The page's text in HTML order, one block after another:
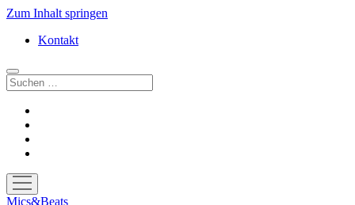
Zum Inhalt springen
Kontakt
Suchen
Menü
öffnen
Mics&Beats